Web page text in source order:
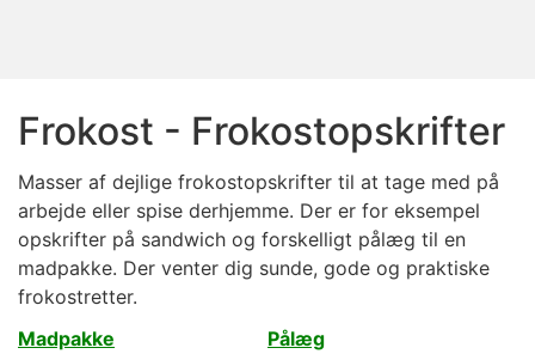
Frokost - Frokostopskrifter
Masser af dejlige frokostopskrifter til at tage med på
arbejde eller spise derhjemme. Der er for eksempel
opskrifter på sandwich og forskelligt pålæg til en
madpakke. Der venter dig sunde, gode og praktiske
frokostretter.
Madpakke
Pålæg